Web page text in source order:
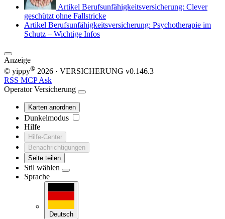
Artikel Berufsunfähigkeitsversicherung: Clever
geschützt ohne Fallstricke
Artikel Berufsunfähigkeitsversicherung: Psychotherapie im
Schutz – Wichtige Infos
Anzeige
© yippy® 2026 · VERSICHERUNG v0.146.3
RSS MCPAsk
Operator Versicherung
Karten anordnen
Dunkelmodus
Hilfe
Hilfe-Center
Benachrichtigungen
Seite teilen
Stil wählen
Sprache
Deutsch